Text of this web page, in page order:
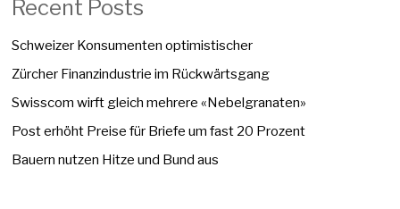
Recent Posts
Schweizer Konsumenten optimistischer
Zürcher Finanzindustrie im Rückwärtsgang
Swisscom wirft gleich mehrere «Nebelgranaten»
Post erhöht Preise für Briefe um fast 20 Prozent
Bauern nutzen Hitze und Bund aus